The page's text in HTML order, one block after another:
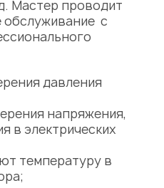
Мастер проводит
обслуживание с
давления
напряжения,
в электрических
температуру в